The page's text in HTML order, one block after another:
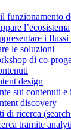
funzionamento
l’ecosistema
i
le soluzioni
di co-
design
sui contenuti
discovery
di ricerca
tramite